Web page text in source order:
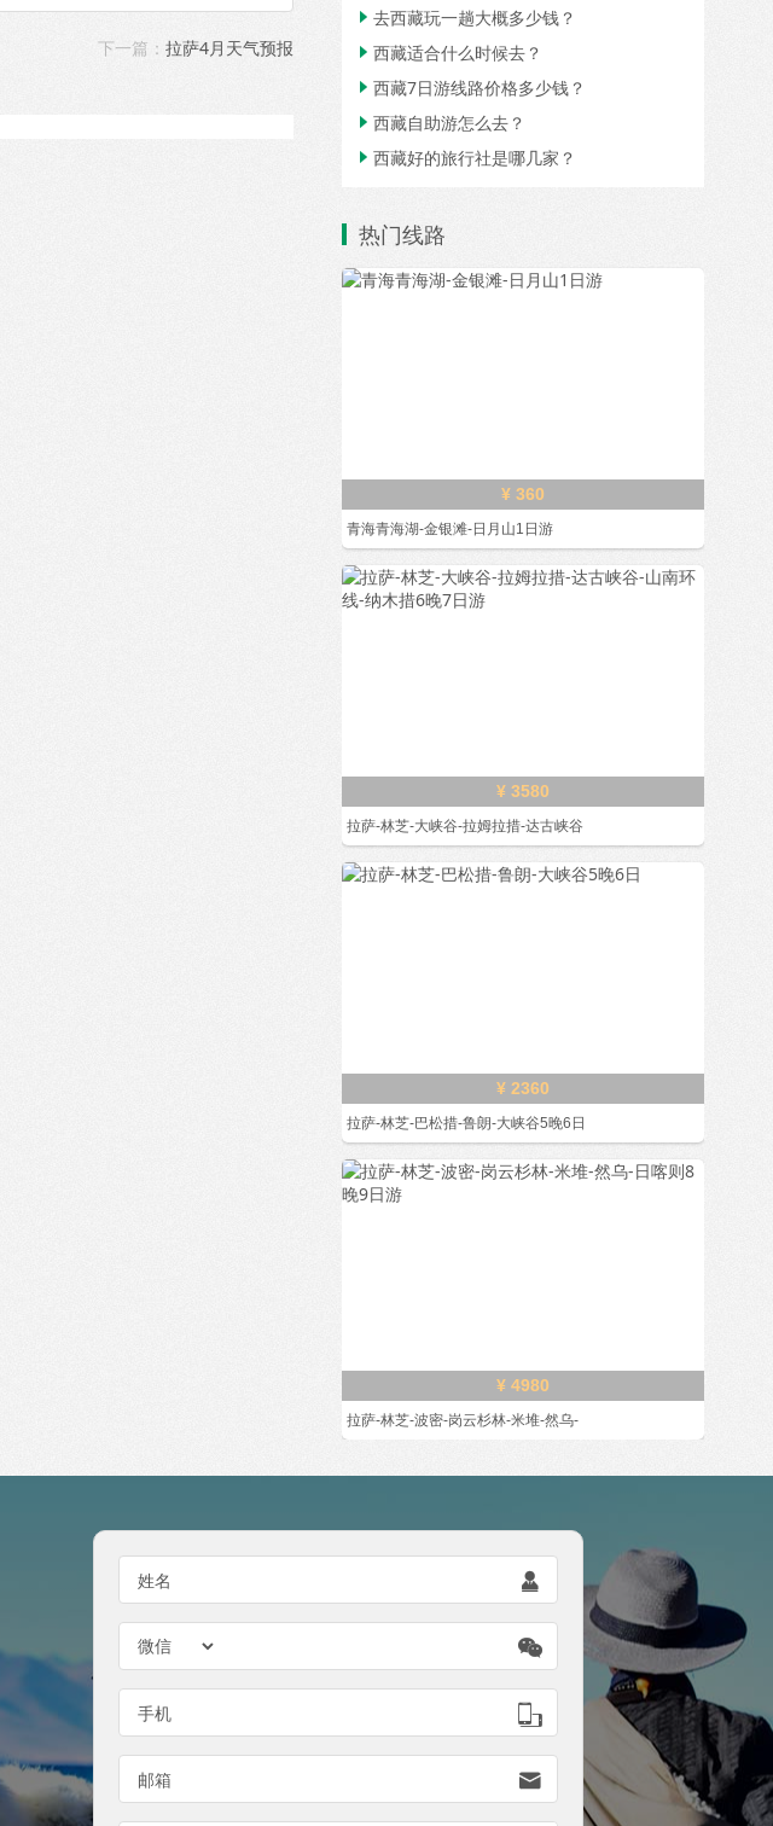
下一篇： 拉萨4月天气预报
 去西藏玩一趟大概多少钱？
 西藏适合什么时候去？
 西藏7日游线路价格多少钱？
 西藏自助游怎么去？
 西藏好的旅行社是哪几家？
热门线路
¥ 360
青海青海湖-金银滩-日月山1日游
¥ 3580
拉萨-林芝-大峡谷-拉姆拉措-达古峡谷
¥ 2360
拉萨-林芝-巴松措-鲁朗-大峡谷5晚6日
¥ 4980
拉萨-林芝-波密-岗云杉林-米堆-然乌-
姓名 

手机 
邮箱 